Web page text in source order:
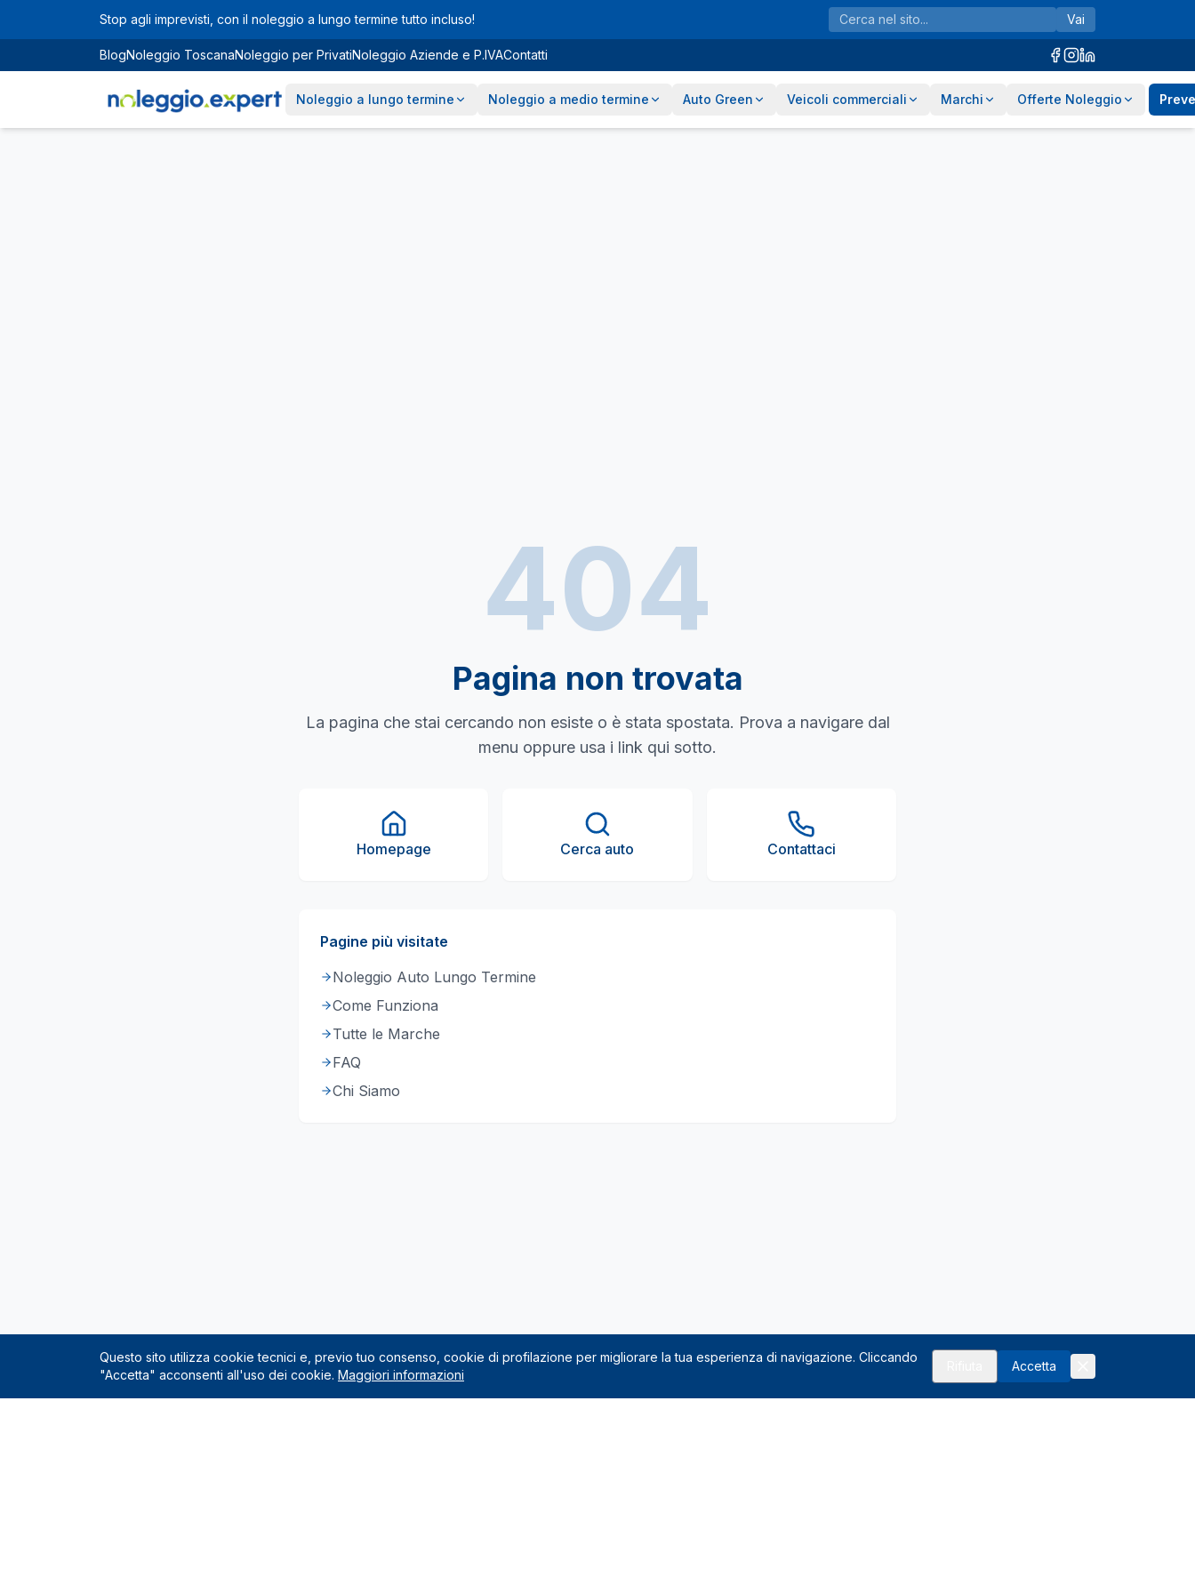
Vai al contenuto principale
Stop agli imprevisti, con il noleggio a lungo termine tutto incluso! Vai
BlogNoleggio ToscanaNoleggio per PrivatiNoleggio Aziende e P.IVAContatti
Noleggio a lungo termine Noleggio a medio termine Auto Green Veicoli commerciali Marchi Offerte Noleggio
404
Pagina non trovata
La pagina che stai cercando non esiste o è stata spostata. Prova a navigare dal
menu oppure usa i link qui sotto.
Homepage Cerca auto Contattaci
Pagine più visitate
Noleggio Auto Lungo Termine
Come Funziona
Tutte le Marche
FAQ
Chi Siamo
Questo sito utilizza cookie tecnici e, previo tuo consenso, cookie di profilazione per migliorare la tua esperienza di navigazione. Cliccando
"Accetta" acconsenti all'uso dei cookie. Maggiori informazioni
Accetta